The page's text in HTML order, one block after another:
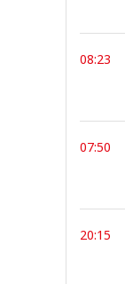
08:23
07:50
20:15